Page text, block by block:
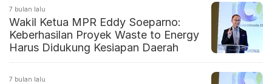
7 bulan lalu
Wakil Ketua MPR Eddy Soeparno:
Keberhasilan Proyek Waste to Energy
Harus Didukung Kesiapan Daerah
7 bulan lalu